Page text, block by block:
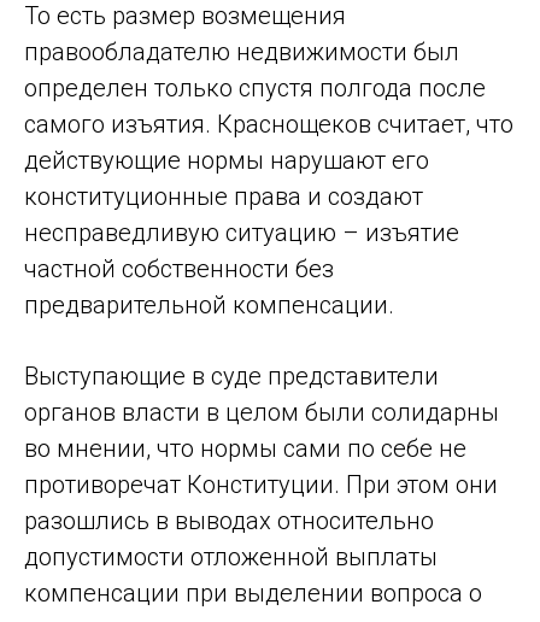
То есть размер возмещения
правообладателю недвижимости был
определен только спустя полгода после
самого изъятия. Краснощеков считает, что
действующие нормы нарушают его
конституционные права и создают
несправедливую ситуацию – изъятие
частной собственности без
предварительной компенсации.
Выступающие в суде представители
органов власти в целом были солидарны
во мнении, что нормы сами по себе не
противоречат Конституции. При этом они
разошлись в выводах относительно
допустимости отложенной выплаты
компенсации при выделении вопроса о